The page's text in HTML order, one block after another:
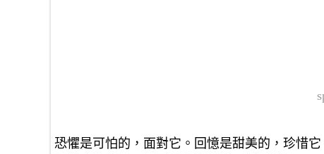
恐懼是可怕的，面對它。回憶是甜美的，珍惜它